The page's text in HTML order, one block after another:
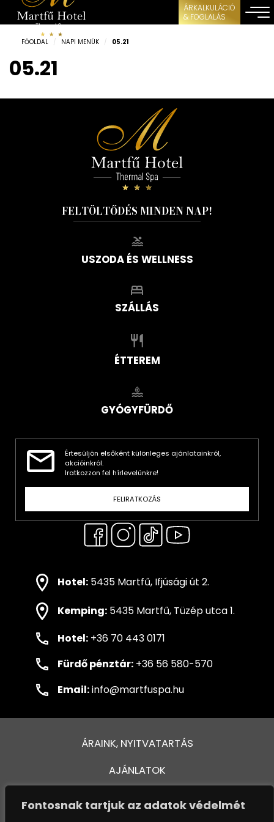
Fontosnak tartjuk az adatok védelmét
ÁRKALKULÁCIÓ
& FOGLALÁS
FŐOLDAL / NAPI MENÜK / 05.21
05.21
FELTÖLTŐDÉS MINDEN NAP!
USZODA ÉS WELLNESS
SZÁLLÁS
ÉTTEREM
GYÓGYFÜRDŐ
Értesüljön elsőként különleges ajánlatainkról,
akcióinkról.
Iratkozzon fel hírlevelünkre!
FELIRATKOZÁS
Hotel: 5435 Martfű, Ifjúsági út 2.
Kemping: 5435 Martfű, Tüzép utca 1.
Hotel: +36 70 443 0171
Fürdő pénztár: +36 56 580-570
Email:info@martfuspa.hu
ÁRAINK, NYITVATARTÁS
AJÁNLATOK